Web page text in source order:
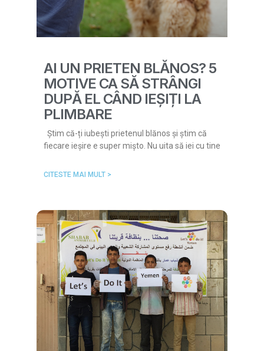
AI UN PRIETEN BLĂNOS? 5
MOTIVE CA SĂ STRÂNGI
DUPĂ EL CÂND IEȘIȚI LA
PLIMBARE
Știm că-ți iubești prietenul blănos și știm că
fiecare ieșire e super mișto. Nu uita să iei cu tine
CITESTE MAI MULT >